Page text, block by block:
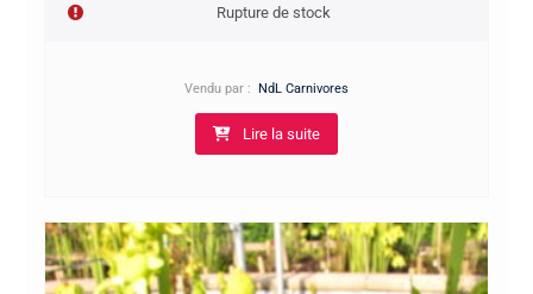
Rupture de stock
Vendu par : NdL Carnivores
Lire la suite